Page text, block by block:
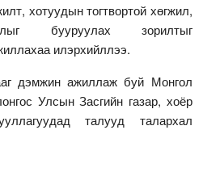
хотуудын тогтвортой хөгжил,
бууруулах зорилтыг
илэрхийллээ.
дэмжин ажиллаж буй Монгол
Улсын Засгийн газар, хоёр
талууд талархал